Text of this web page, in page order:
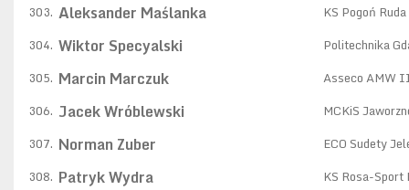
303. Aleksander Maślanka
KS Pogoń
304. Wiktor Specyalski
Politechnika
305. Marcin Marczuk
Asseco AMW
306. Jacek Wróblewski
MCKiS
307. Norman Zuber
ECO Sudety
308. Patryk Wydra
KS Rosa-Sport